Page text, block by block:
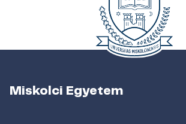
Miskolci Egyetem